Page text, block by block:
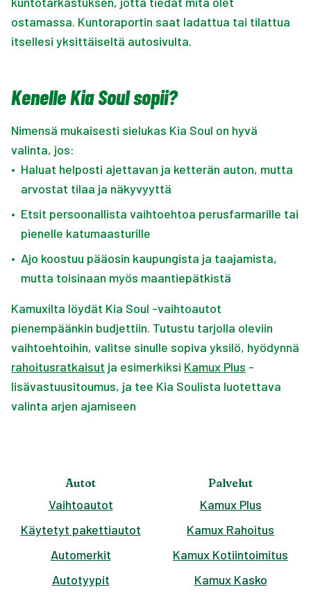
ostamassa. Kuntoraportin saat ladattua tai tilattua
itsellesi yksittäiseltä autosivulta.
Kenelle Kia Soul sopii?
Nimensä mukaisesti sielukas Kia Soul on hyvä
valinta, jos:
• Haluat helposti ajettavan ja ketterän auton, mutta
arvostat tilaa ja näkyvyyttä
• Etsit persoonallista vaihtoehtoa perusfarmarille tai
pienelle katumaasturille
• Ajo koostuu pääosin kaupungista ja taajamista,
mutta toisinaan myös maantiepätkistä
Kamuxilta löydät Kia Soul -vaihtoautot
pienempäänkin budjettiin. Tutustu tarjolla oleviin
vaihtoehtoihin, valitse sinulle sopiva yksilö, hyödynnä
rahoitusratkaisut ja esimerkiksi Kamux Plus -
lisävastuusitoumus, ja tee Kia Soulista luotettava
valinta arjen ajamiseen
Autot
Vaihtoautot
Käytetyt pakettiautot
Automerkit
Autotyypit
Palvelut
Kamux Plus
Kamux Rahoitus
Kamux Kotiintoimitus
Kamux Kasko